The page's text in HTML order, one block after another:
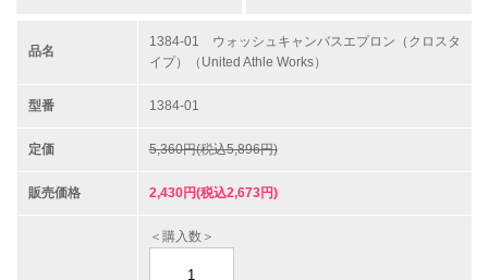
品名
1384-01 ウォッシュキャンバスエプロン（クロスタ
イプ）（United Athle Works）
型番 1384-01
定価 5,360円(税込5,896円)
販売価格 2,430円(税込2,673円)
＜購入数＞